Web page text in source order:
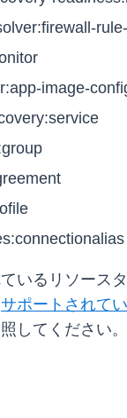
image-
いるリソース
サポートされて
してください。